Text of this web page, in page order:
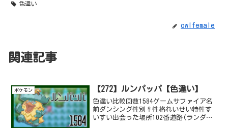
色違い
owlfemale
関連記事
ポケモン 【272】ルンパッパ【色違い】
色違い比較回数1584ゲームサファイア名
前ダンシング性別♀性格れいせい特性す
いすい出会った場所102番道路(ランダム